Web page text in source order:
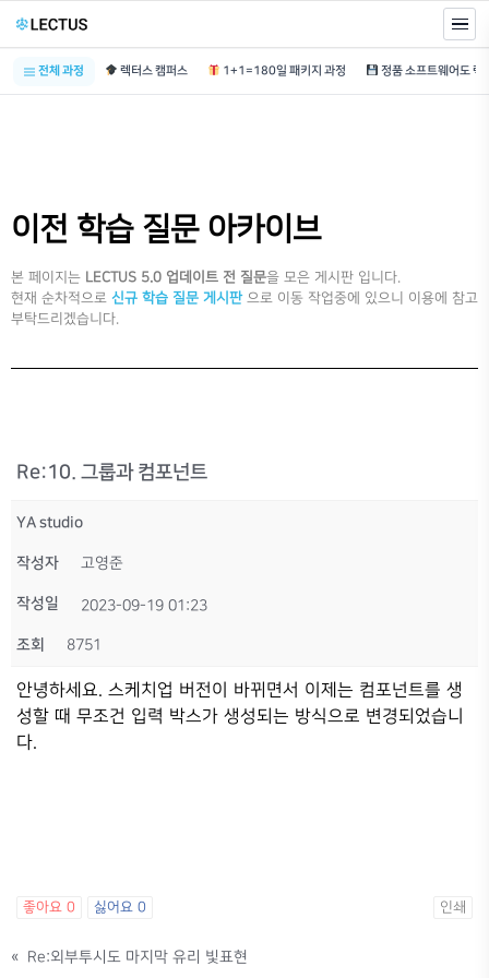
전체 과정 렉터스 캠퍼스 1+1=180일 패키지 과정
이전 학습 질문 아카이브
본 페이지는 LECTUS 5.0 업데이트 전 질문을 모은 게시판 입니다.
현재 순차적으로 신규 학습 질문 게시판 으로 이동 작업중에 있으니 이용에 참고
부탁드리겠습니다.
Re:10. 그룹과 컴포넌트
YA studio
작성자 고영준
작성일 2023-09-19 01:23
조회 8751
안녕하세요. 스케치업 버전이 바뀌면서 이제는 컴포넌트를 생
성할 때 무조건 입력 박스가 생성되는 방식으로 변경되었습니
다.
좋아요 0 싫어요 0 인쇄
« Re:외부투시도 마지막 유리 빛표현